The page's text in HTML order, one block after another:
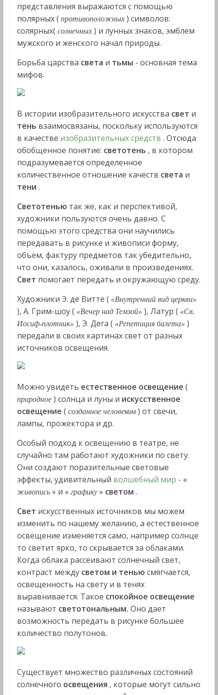
представления выражаются с помощью
полярных ( противоположных ) символов:
солярных( солнечных ) и лунных знаков, эмблем
мужского и женского начал природы.
Борьба царства света и тьмы - основная тема
мифов.
В истории изобразительного искусства свет и
тень взаимосвязаны, поскольку используются
в качестве изобразительных средств . Отсюда
обобщенное понятие: светотень , в котором
подразумевается определенное
количественное отношение качеств света и
тени .
Светотенью так же, как и перспективой,
художники пользу­ются очень давно. С
помощью этого средства они научились
передавать в рисунке и живописи форму,
объем, фактуру пред­метов так убедительно,
что они, казалось, оживали в произве­дениях.
Свет помогает передать и окружающую среду.
Художники Э. де Витте ( «Внутренний вид церкви»
), А. Грим-шоу ( «Вечер над Темзой» ), Латур ( «Св.
Иосиф-плотник» ), Э. Дега ( «Репетиция балета» )
передали в своих картинах свет от разных
источников освещения.
Можно увидеть естественное освещение (
природное ) солнца и луны и искусственное
освещение ( созданное челове­ком ) от свечи,
лампы, прожектора и др.
Особый подход к освещению в театре, не
случайно там рабо­тают художники по свету.
Они создают поразительные свето­вые
эффекты, удивительный волшебный мир - «
живопись » и « графику » светом .
Свет искусственных источников мы можем
изменить по на­шему желанию, а естественное
освещение изменяется само, например солнце
то светит ярко, то скрывается за облаками.
Когда облака рассеивают солнечный свет,
контраст между све­том и тенью смягчается,
освещенность на свету и в тенях
выравнивается. Такое спокойное освещение
называют светотональным. Оно дает
возможность передать в рисунке боль­шее
количество полутонов.
Существует множество различных состояний
солнечного ос­вещения , которые могут сильно